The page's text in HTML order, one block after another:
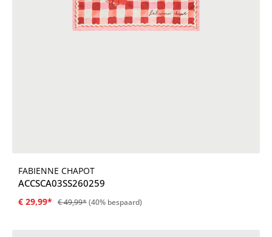
FABIENNE CHAPOT
ACCSCA03SS260259
€ 29,99* € 49,99*(40% bespaard)